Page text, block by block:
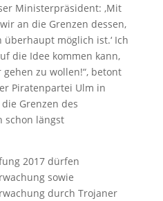
Ministerpräsident: ‚Mit
an die Grenzen dessen,
möglich ist.‘ Ich
die Idee kommen kann,
zu wollen!“, betont
Piratenpartei Ulm in
Grenzen des
schon längst
2017 dürfen
sowie
durch Trojaner